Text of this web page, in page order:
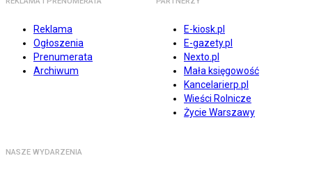
Reklama
Ogłoszenia
Prenumerata
Archiwum
E-kiosk.pl
E-gazety.pl
Nexto.pl
Mała księgowość
Kancelarierp.pl
Wieści Rolnicze
Życie Warszawy
NASZE WYDARZENIA